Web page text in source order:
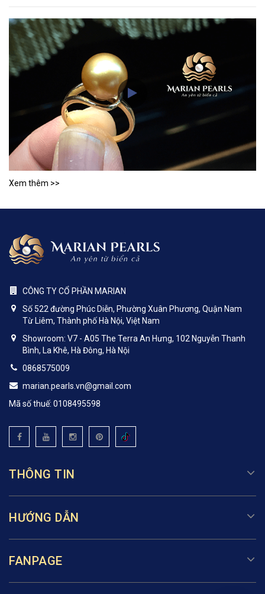
Xem thêm >>
CÔNG TY CỔ PHẦN MARIAN
Số 522 đường Phúc Diễn, Phường Xuân Phương, Quận Nam
Từ Liêm, Thành phố Hà Nội, Việt Nam
Showroom: V7 - A05 The Terra An Hưng, 102 Nguyễn Thanh
Bình, La Khê, Hà Đông, Hà Nội
0868575009
marian.pearls.vn@gmail.com
Mã số thuế: 0108495598
THÔNG TIN
HƯỚNG DẪN
FANPAGE